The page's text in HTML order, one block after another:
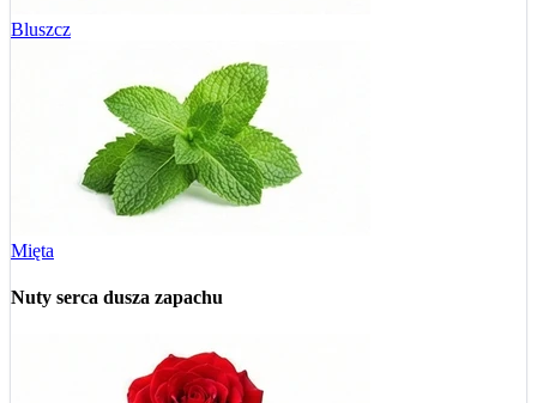
Bluszcz
Mięta
Nuty serca dusza zapachu